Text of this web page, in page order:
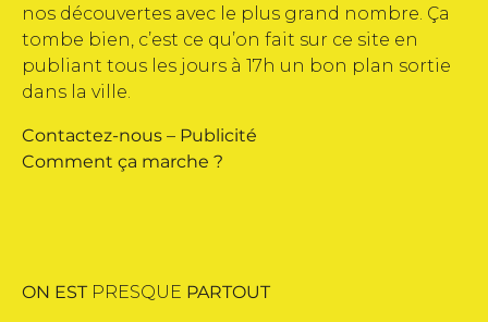
nos découvertes avec le plus grand nombre. Ça
tombe bien, c’est ce qu’on fait sur ce site en
publiant tous les jours à 17h un bon plan sortie
dans la ville.
Contactez-nous – Publicité
Comment ça marche ?
ON EST PRESQUE PARTOUT